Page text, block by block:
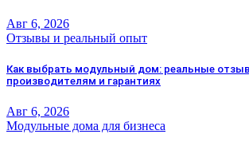
Авг 6, 2026
Отзывы и реальный опыт
Как выбрать модульный дом: реальные
производителям и гарантиях
Авг 6, 2026
Модульные дома для бизнеса